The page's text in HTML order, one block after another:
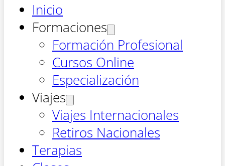
Inicio
Formaciones
Formación Profesional
Cursos Online
Especialización
Viajes
Viajes Internacionales
Retiros Nacionales
Terapias